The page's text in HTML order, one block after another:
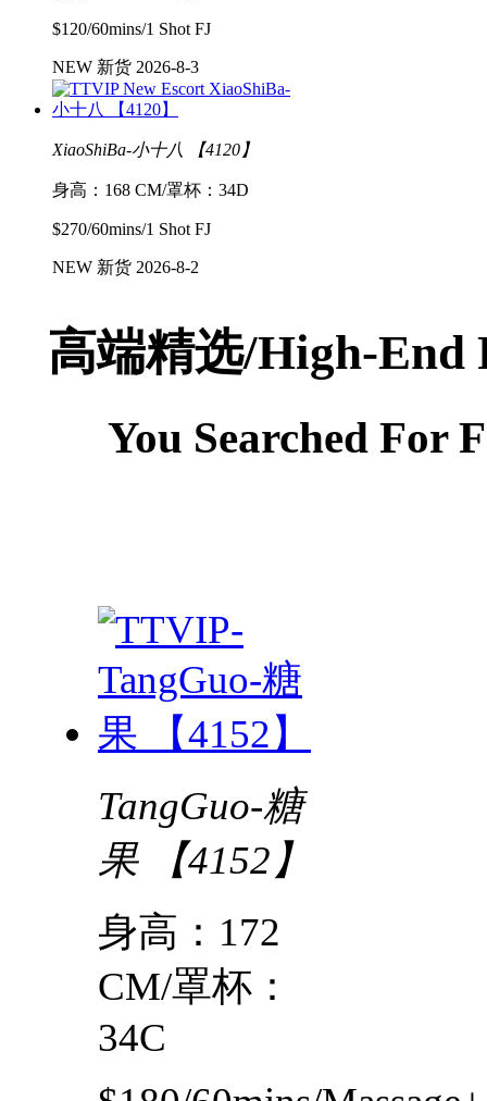
$120/60mins/1 Shot FJ
NEW 新货 2026-8-3
XiaoShiBa-小十八 【4120】
身高：168 CM/罩杯：34D
$270/60mins/1 Shot FJ
NEW 新货 2026-8-2
高端精选/High-End
You Searched For
TangGuo-糖
果 【4152】
身高：172
CM/罩杯：
34C